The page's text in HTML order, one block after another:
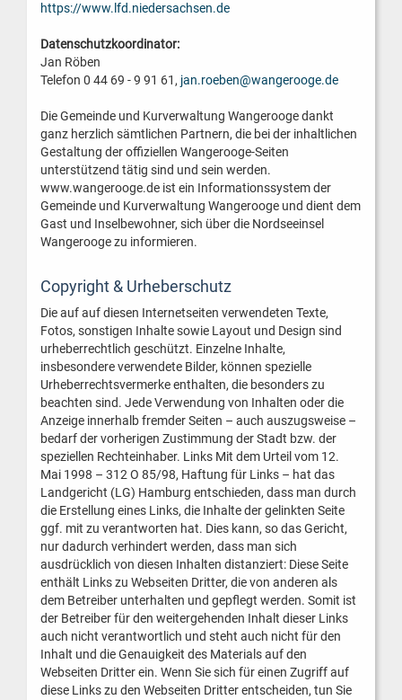
https://www.lfd.niedersachsen.de
Datenschutzkoordinator:
Jan Röben
Telefon 0 44 69 - 9 91 61, jan.roeben@wangerooge.de
Die Gemeinde und Kurverwaltung Wangerooge dankt
ganz herzlich sämtlichen Partnern, die bei der inhaltlichen
Gestaltung der offiziellen Wangerooge-Seiten
unterstützend tätig sind und sein werden.
www.wangerooge.de ist ein Informationssystem der
Gemeinde und Kurverwaltung Wangerooge und dient dem
Gast und Inselbewohner, sich über die Nordseeinsel
Wangerooge zu informieren.
Copyright & Urheberschutz
Die auf auf diesen Internetseiten verwendeten Texte,
Fotos, sonstigen Inhalte sowie Layout und Design sind
urheberrechtlich geschützt. Einzelne Inhalte,
insbesondere verwendete Bilder, können spezielle
Urheberrechtsvermerke enthalten, die besonders zu
beachten sind. Jede Verwendung von Inhalten oder die
Anzeige innerhalb fremder Seiten – auch auszugsweise –
bedarf der vorherigen Zustimmung der Stadt bzw. der
speziellen Rechteinhaber. Links Mit dem Urteil vom 12.
Mai 1998 – 312 O 85/98, Haftung für Links – hat das
Landgericht (LG) Hamburg entschieden, dass man durch
die Erstellung eines Links, die Inhalte der gelinkten Seite
ggf. mit zu verantworten hat. Dies kann, so das Gericht,
nur dadurch verhindert werden, dass man sich
ausdrücklich von diesen Inhalten distanziert: Diese Seite
enthält Links zu Webseiten Dritter, die von anderen als
dem Betreiber unterhalten und gepflegt werden. Somit ist
der Betreiber für den weitergehenden Inhalt dieser Links
auch nicht verantwortlich und steht auch nicht für den
Inhalt und die Genauigkeit des Materials auf den
Webseiten Dritter ein. Wenn Sie sich für einen Zugriff auf
diese Links zu den Webseiten Dritter entscheiden, tun Sie